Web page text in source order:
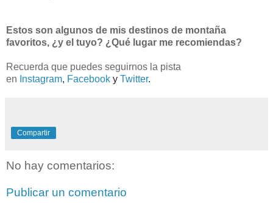
Estos son algunos de mis destinos de montaña
favoritos, ¿y el tuyo? ¿Qué lugar me recomiendas?
Recuerda que puedes seguirnos la pista
en Instagram, Facebook y Twitter.
Compartir
No hay comentarios:
Publicar un comentario